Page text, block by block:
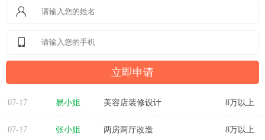
07-17 易小姐 美容店装修设计 8万以上
07-17 张小姐 两房两厅改造 8万以上